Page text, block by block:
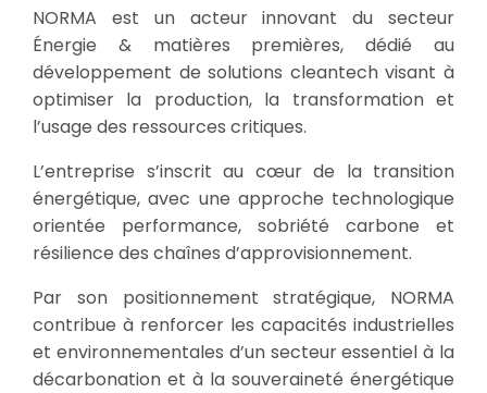
NORMA est un acteur innovant du secteur
Énergie & matières premières, dédié au
développement de solutions cleantech visant à
optimiser la production, la transformation et
l’usage des ressources critiques.
L’entreprise s’inscrit au cœur de la transition
énergétique, avec une approche technologique
orientée performance, sobriété carbone et
résilience des chaînes d’approvisionnement.
Par son positionnement stratégique, NORMA
contribue à renforcer les capacités industrielles
et environnementales d’un secteur essentiel à la
décarbonation et à la souveraineté énergétique